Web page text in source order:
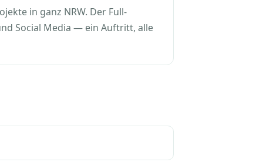
in ganz NRW. Der Full-
Social Media — ein Auftritt, alle